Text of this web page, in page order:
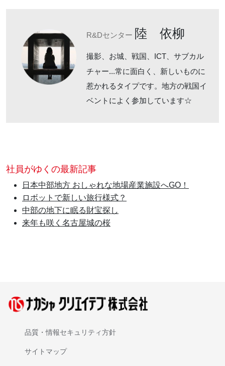
R&Dセンター 陸 依柳
撮影、お城、戦国、ICT、サブカル
チャー...常に面白く、新しいものに
惹かれるタイプです。地方の戦国イ
ベントによく参加しています☆
社員がゆくの最新記事
日本中部地方 おしゃれな地場産業施設へGO！
ロボットで新しい旅行様式？
中部の地下に眠る財宝探し
来年も咲く名古屋城の桜
品質・情報セキュリティ方針
サイトマップ